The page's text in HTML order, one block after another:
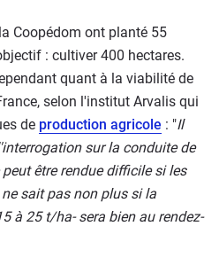
Coopédom ont planté 55
: cultiver 400 hectares.
quant à la viabilité de
selon l'institut Arvalis qui
de production agricole : "Il
sur la conduite de
être rendue difficile si les
sait pas non plus si la
à 25 t/ha- sera bien au rendez-